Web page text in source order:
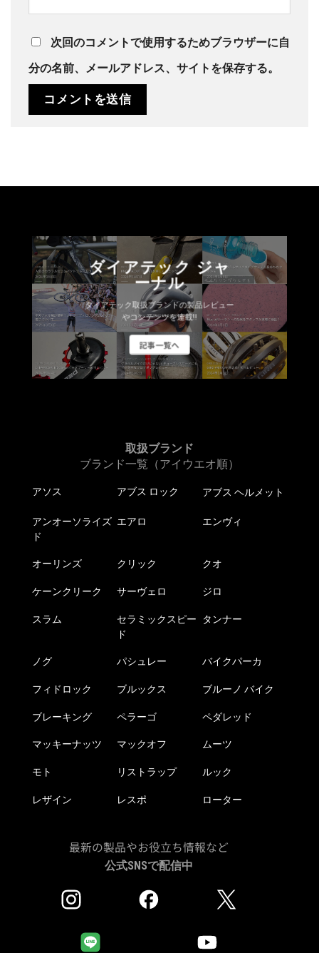
次回のコメントで使用するためブラウザーに自
分の名前、メールアドレス、サイトを保存する。
ダイアテック ジャ
ーナル
ダイアテック取扱ブランドの製品レビュー
やコンテンツを連載!!
記事一覧へ
取扱ブランド
ブランド一覧（アイウエオ順）
アソス アブス ロック アブス ヘルメット
アンオーソライズ
ド
エアロ エンヴィ
オーリンズ クリック クオ
ケーンクリーク サーヴェロ ジロ
スラム
セラミックスピー
ド
タンナー
ノグ パシュレー バイクパーカ
フィドロック ブルックス ブルーノ バイク
ブレーキング ペラーゴ ペダレッド
マッキーナッツ マックオフ ムーツ
モト リストラップ ルック
レザイン レスポ ローター
最新の製品やお役立ち情報など
公式SNSで配信中